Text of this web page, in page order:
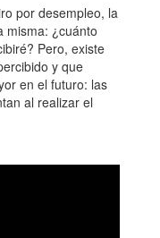
por desempleo, la
misma: ¿cuánto
Pero, existe
y que
en el futuro: las
al realizar el